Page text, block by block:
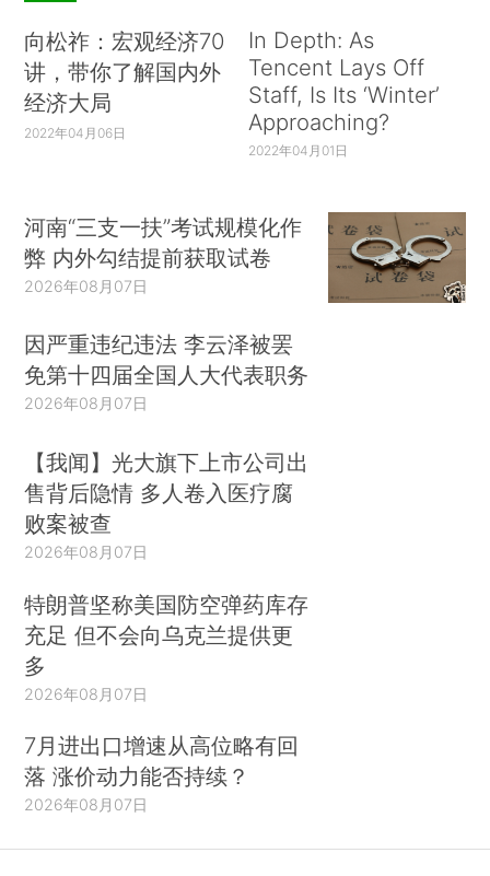
向松祚：宏观经济70
讲，带你了解国内外
经济大局
2022年04月06日
In Depth: As
Tencent Lays Off
Staff, Is Its ‘Winter’
Approaching?
2022年04月01日
河南“三支一扶”考试规模化作
弊 内外勾结提前获取试卷
2026年08月07日
因严重违纪违法 李云泽被罢
免第十四届全国人大代表职务
2026年08月07日
【我闻】光大旗下上市公司出
售背后隐情 多人卷入医疗腐
败案被查
2026年08月07日
特朗普坚称美国防空弹药库存
充足 但不会向乌克兰提供更
多
2026年08月07日
7月进出口增速从高位略有回
落 涨价动力能否持续？
2026年08月07日